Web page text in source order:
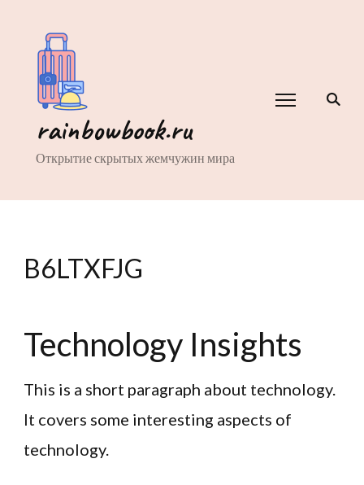
rainbowbook.ru
Открытие скрытых жемчужин мира
B6LTXFJG
Technology Insights
This is a short paragraph about technology.
It covers some interesting aspects of
technology.